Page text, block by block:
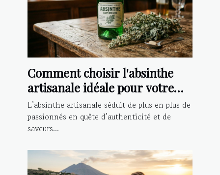
Comment choisir l'absinthe
artisanale idéale pour votre
palais ?
L’absinthe artisanale séduit de plus en plus de
passionnés en quête d’authenticité et de
saveurs...